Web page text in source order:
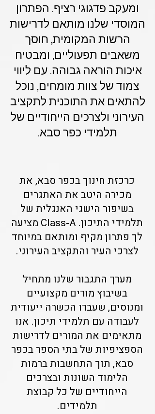
ומעקב פדגוגי רציף. הפתרון
המוסדי שלנו מותאם לדרישות
הרשות המקומית, חוסך
משאבים תפעוליים, ומבטיח
איכות הוראה גבוהה. עם ליווי
צמוד של צוות מומחים, נוכל
להתאים את התוכנית לתקציב
העירוני ולצרכים הייחודיים של
תלמידי כפר סבא.
כרכזת חינוך בכפר סבא, את
מכירה היטב את האתגרים
בשיפור הישגי האנגלית של
תלמידי התיכון. Class-A מציעה
לך פתרון מקיף ומותאם במיוחד
לצרכי העיר והתקציב העירוני.
מערך התגבור שלנו מתחיל
בשיבוץ מורים מקצועיים
ומנוסים, שעברו הכשרה ייעודית
לעבודה עם תלמידי תיכון. אנו
מתאימים את המורים לדרישות
הספציפיות של בתי הספר בכפר
סבא, תוך התחשבות ברמות
הלימוד השונות ובצרכים
הייחודיים של כל קבוצת
תלמידים.